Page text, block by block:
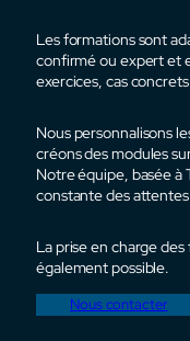
Les formations sont
confirmé ou expert et
exercices, cas
Nous personnalisons
créons des modules
Notre équipe, basée à
constante des
La prise en charge
également possible.
Nous contacter